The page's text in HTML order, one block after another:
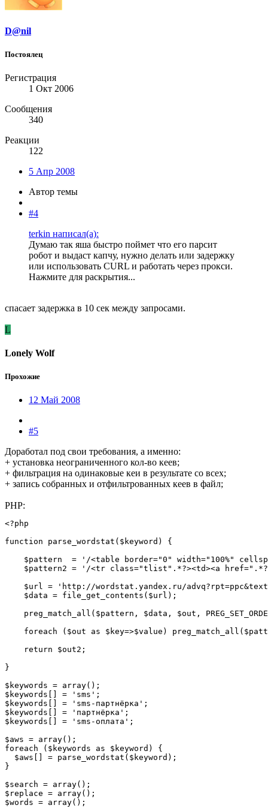
D@nil
Постоялец
Регистрация
1 Окт 2006
Сообщения
340
Реакции
122
5 Апр 2008
Автор темы
#4
terkin написал(а):
Думаю так яша быстро поймет что его парсит
робот и выдаст капчу, нужно делать или задержку
или использовать CURL и работать через прокси.
Нажмите для раскрытия...
спасает задержка в 10 сек между запросами.
L
Lonely Wolf
Прохожие
12 Май 2008
#5
Доработал под свои требования, а именно:
+ установка неограниченного кол-во кеев;
+ фильтрация на одинаковые кеи в результате со всех;
+ запись собранных и отфильтрованных кеев в файл;
PHP:
<?php
function parse_wordstat($keyword) {
$pattern  = '/<table border="0" width="100%"
$pattern2 = '/<tr class="tlist".*?><td><a
$url = 'http://wordstat.yandex.ru/
    $data = file_get_contents($url);
preg_match_all($pattern, $data, $out,
foreach ($out as $key=>$value)
    return $out2;
}
$keywords = array();
$keywords[] = 'sms';
$keywords[] = 'sms-партнёрка';
$keywords[] = 'партнёрка';
$keywords[] = 'sms-оплата';
$aws = array();
foreach ($keywords as $keyword) {
  $aws[] = parse_wordstat($keyword);
}
$search = array();
$replace = array();
$words = array();